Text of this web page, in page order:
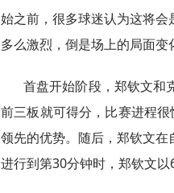
始之前，很多球迷认为这将
多么激烈，倒是场上的局面变
首盘开始阶段，郑钦文和
前三板就可得分，比赛进程
领先的优势。随后，郑钦文
进行到第30分钟时，郑钦文以